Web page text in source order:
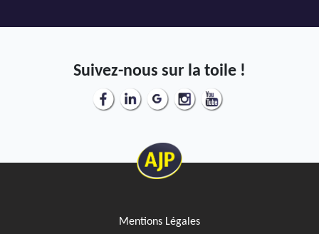
Suivez-nous sur la toile !
Mentions Légales